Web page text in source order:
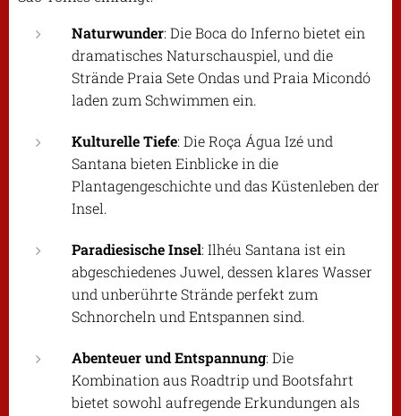
Naturwunder: Die Boca do Inferno bietet ein
dramatisches Naturschauspiel, und die
Strände Praia Sete Ondas und Praia Micondó
laden zum Schwimmen ein.
Kulturelle Tiefe: Die Roça Água Izé und
Santana bieten Einblicke in die
Plantagengeschichte und das Küstenleben der
Insel.
Paradiesische Insel: Ilhéu Santana ist ein
abgeschiedenes Juwel, dessen klares Wasser
und unberührte Strände perfekt zum
Schnorcheln und Entspannen sind.
Abenteuer und Entspannung: Die
Kombination aus Roadtrip und Bootsfahrt
bietet sowohl aufregende Erkundungen als